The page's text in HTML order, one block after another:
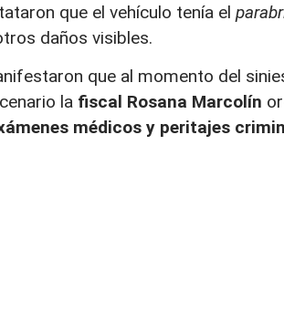
que el vehículo tenía el
daños visibles.
que al momento del
la fiscal Rosana Marcolín
médicos y peritajes